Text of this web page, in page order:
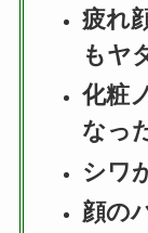
疲れ
もヤ
化粧
なっ
シワ
顔の